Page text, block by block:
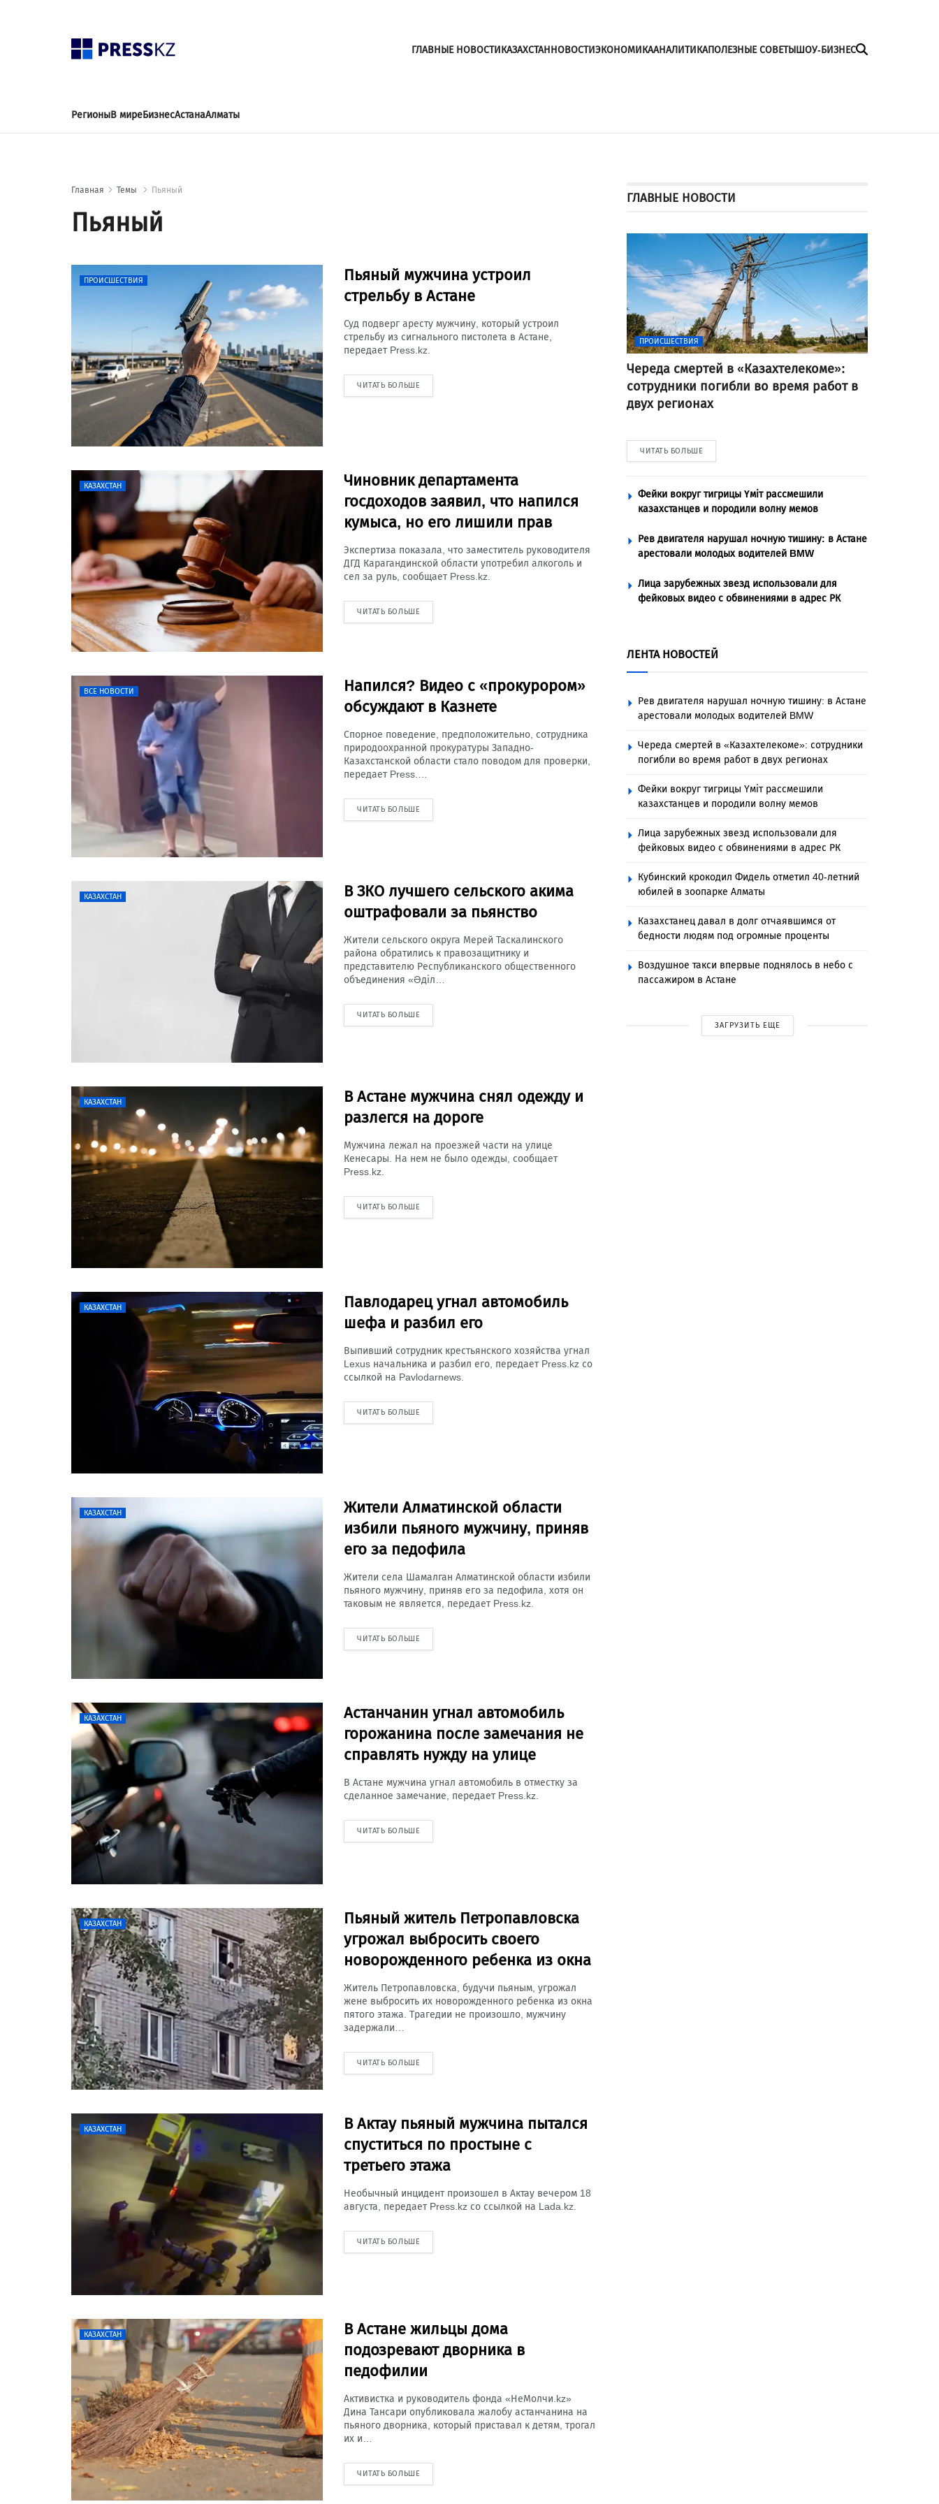
ГЛАВНЫЕ НОВОСТИКАЗАХСТАННОВОСТИЭКОНОМИКААНАЛИТИКАПОЛЕЗНЫЕ СОВЕТЫШОУ-БИЗНЕС
РегионыВ миреБизнесАстанаАлматы
Главная Темы Пьяный
Пьяный
ПРОИСШЕСТВИЯ
Пьяный мужчина устроил
стрельбу в Астане
Суд подверг аресту мужчину, который устроил
стрельбу из сигнального пистолета в Астане,
передает Press.kz.
ЧИТАТЬ БОЛЬШЕ
КАЗАХСТАН
Чиновник департамента
госдоходов заявил, что напился
кумыса, но его лишили прав
Экспертиза показала, что заместитель руководителя
ДГД Карагандинской области употребил алкоголь и
сел за руль, сообщает Press.kz.
ЧИТАТЬ БОЛЬШЕ
ВСЕ НОВОСТИ
Напился? Видео с «прокурором»
обсуждают в Казнете
Спорное поведение, предположительно, сотрудника
природоохранной прокуратуры Западно-
Казахстанской области стало поводом для проверки,
передает Press.…
ЧИТАТЬ БОЛЬШЕ
КАЗАХСТАН
В ЗКО лучшего сельского акима
оштрафовали за пьянство
Жители сельского округа Мерей Таскалинского
района обратились к правозащитнику и
представителю Республиканского общественного
объединения «Әділ…
ЧИТАТЬ БОЛЬШЕ
КАЗАХСТАН
В Астане мужчина снял одежду и
разлегся на дороге
Мужчина лежал на проезжей части на улице
Кенесары. На нем не было одежды, сообщает
Press.kz.
ЧИТАТЬ БОЛЬШЕ
КАЗАХСТАН
Павлодарец угнал автомобиль
шефа и разбил его
Выпивший сотрудник крестьянского хозяйства угнал
Lexus начальника и разбил его, передает Press.kz со
ссылкой на Pavlodarnews.
ЧИТАТЬ БОЛЬШЕ
КАЗАХСТАН
Жители Алматинской области
избили пьяного мужчину, приняв
его за педофила
Жители села Шамалган Алматинской области избили
пьяного мужчину, приняв его за педофила, хотя он
таковым не является, передает Press.kz.
ЧИТАТЬ БОЛЬШЕ
КАЗАХСТАН
Астанчанин угнал автомобиль
горожанина после замечания не
справлять нужду на улице
В Астане мужчина угнал автомобиль в отместку за
сделанное замечание, передает Press.kz.
ЧИТАТЬ БОЛЬШЕ
КАЗАХСТАН
Пьяный житель Петропавловска
угрожал выбросить своего
новорожденного ребенка из окна
Житель Петропавловска, будучи пьяным, угрожал
жене выбросить их новорожденного ребенка из окна
пятого этажа. Трагедии не произошло, мужчину
задержали…
ЧИТАТЬ БОЛЬШЕ
КАЗАХСТАН
В Актау пьяный мужчина пытался
спуститься по простыне с
третьего этажа
Необычный инцидент произошел в Актау вечером 18
августа, передает Press.kz со ссылкой на Lada.kz.
ЧИТАТЬ БОЛЬШЕ
КАЗАХСТАН
В Астане жильцы дома
подозревают дворника в
педофилии
Активистка и руководитель фонда «НеМолчи.kz»
Дина Тансари опубликовала жалобу астанчанина на
пьяного дворника, который приставал к детям, трогал
их и…
ЧИТАТЬ БОЛЬШЕ
ГЛАВНЫЕ НОВОСТИ
ПРОИСШЕСТВИЯ
Череда смертей в «Казахтелекоме»:
сотрудники погибли во время работ в
двух регионах
ЧИТАТЬ БОЛЬШЕ
Фейки вокруг тигрицы Үміт рассмешили
казахстанцев и породили волну мемов
Рев двигателя нарушал ночную тишину: в Астане
арестовали молодых водителей BMW
Лица зарубежных звезд использовали для
фейковых видео с обвинениями в адрес РК
ЛЕНТА НОВОСТЕЙ
Рев двигателя нарушал ночную тишину: в Астане
арестовали молодых водителей BMW
Череда смертей в «Казахтелекоме»: сотрудники
погибли во время работ в двух регионах
Фейки вокруг тигрицы Үміт рассмешили
казахстанцев и породили волну мемов
Лица зарубежных звезд использовали для
фейковых видео с обвинениями в адрес РК
Кубинский крокодил Фидель отметил 40-летний
юбилей в зоопарке Алматы
Казахстанец давал в долг отчаявшимся от
бедности людям под огромные проценты
Воздушное такси впервые поднялось в небо с
пассажиром в Астане
ЗАГРУЗИТЬ ЕЩЕ